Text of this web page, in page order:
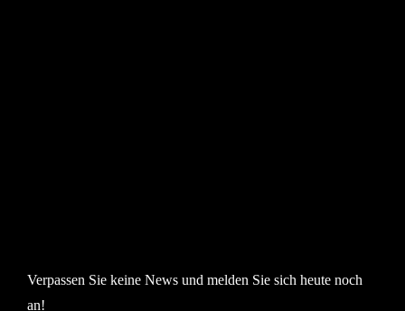
Verpassen Sie keine News und melden Sie sich heute noch
an!